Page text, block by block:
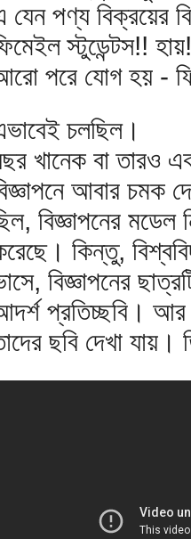
যেন পণ্য বিক্রয়ের
স্টুডেন্টস!!
পরে যোগ হয় -
চলছিল।
খানেক বা তারও
আবার চমক
বিজ্ঞাপনের মডেল
কিন্তু,
বিজ্ঞাপনের
প্রতিচ্ছবি। আর
ছবি দেখা যায়।